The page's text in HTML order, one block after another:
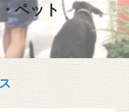
ペット